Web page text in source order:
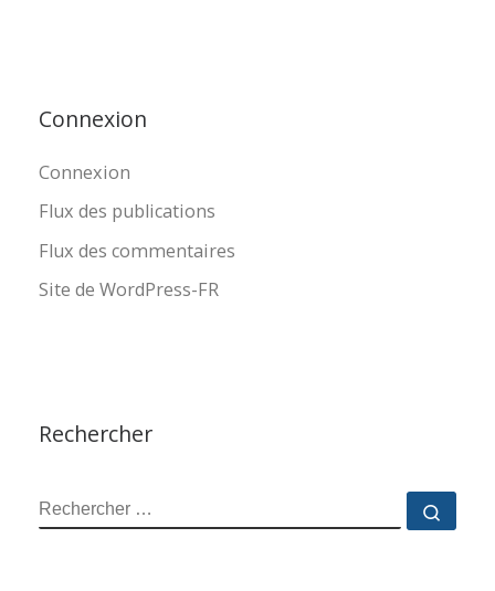
Connexion
Connexion
Flux des publications
Flux des commentaires
Site de WordPress-FR
Rechercher
RECHERCHER